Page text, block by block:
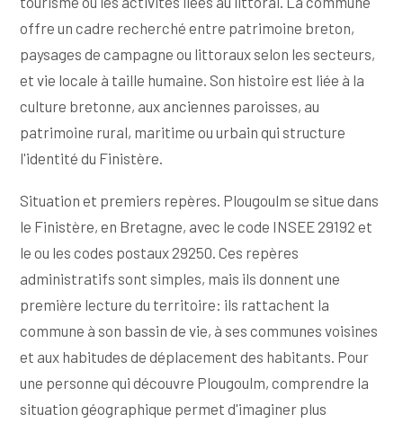
offre un cadre recherché entre patrimoine breton,
paysages de campagne ou littoraux selon les secteurs,
et vie locale à taille humaine. Son histoire est liée à la
culture bretonne, aux anciennes paroisses, au
patrimoine rural, maritime ou urbain qui structure
l'identité du Finistère.
Situation et premiers repères. Plougoulm se situe dans
le Finistère, en Bretagne, avec le code INSEE 29192 et
le ou les codes postaux 29250. Ces repères
administratifs sont simples, mais ils donnent une
première lecture du territoire: ils rattachent la
commune à son bassin de vie, à ses communes voisines
et aux habitudes de déplacement des habitants. Pour
une personne qui découvre Plougoulm, comprendre la
situation géographique permet d'imaginer plus